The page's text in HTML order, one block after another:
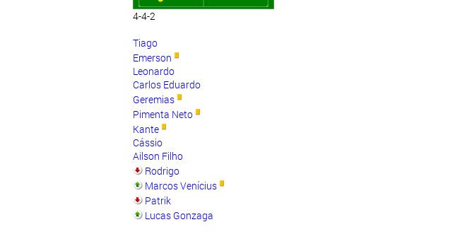
4-4-2
Tiago
Emerson
Leonardo
Carlos Eduardo
Geremias
Pimenta Neto
Kante
Cássio
Ailson Filho
Rodrigo
Marcos Venícius
Patrik
Lucas Gonzaga